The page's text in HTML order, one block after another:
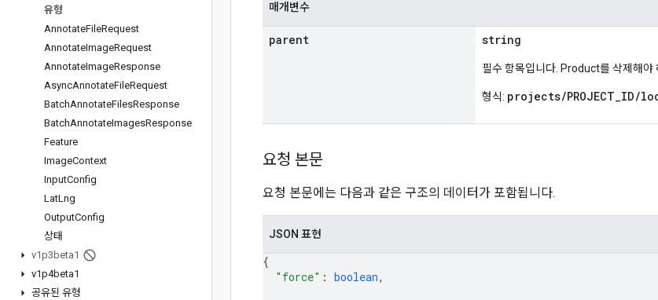
유형
AnnotateFileRequest
AnnotateImageRequest
AnnotateImageResponse
AsyncAnnotateFileRequest
BatchAnnotateFilesResponse
BatchAnnotateImagesResponse
Feature
ImageContext
InputConfig
LatLng
OutputConfig
상태
v1p3beta1
v1p4beta1
공유된 유형
매개변수
parent string
필수 항목입니다. Product를 삭제해야
형식: projects/PROJECT_ID/
요청 본문
요청 본문에는 다음과 같은 구조의 데이터가 포함됩니다.
JSON 표현
{
"force" : boolean,